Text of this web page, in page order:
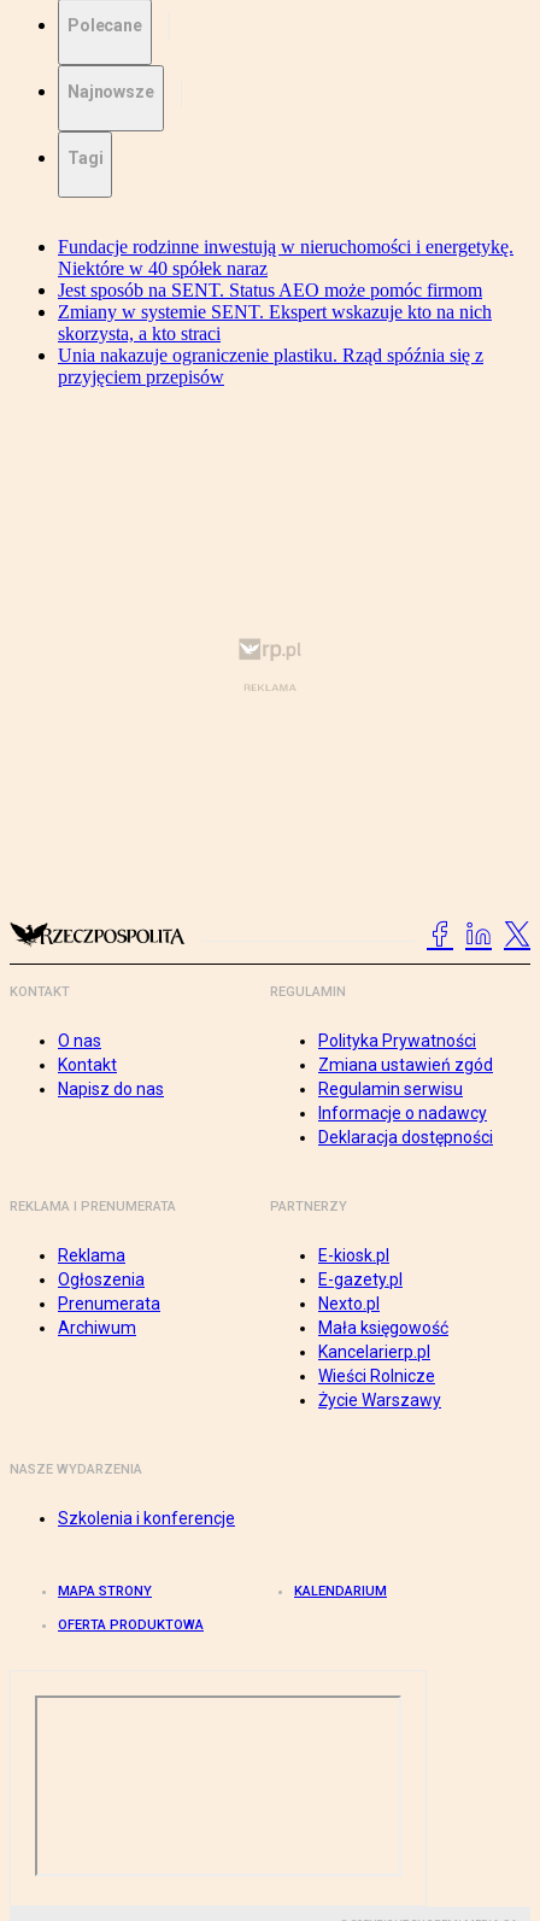
Polecane
Najnowsze
Tagi
Fundacje rodzinne inwestują w nieruchomości i energetykę.
Niektóre w 40 spółek naraz
Jest sposób na SENT. Status AEO może pomóc firmom
Zmiany w systemie SENT. Ekspert wskazuje kto na nich
skorzysta, a kto straci
Unia nakazuje ograniczenie plastiku. Rząd spóźnia się z
przyjęciem przepisów
KONTAKT
O nas
Kontakt
Napisz do nas
REGULAMIN
Polityka Prywatności
Zmiana ustawień zgód
Regulamin serwisu
Informacje o nadawcy
Deklaracja dostępności
REKLAMA I PRENUMERATA
Reklama
Ogłoszenia
Prenumerata
Archiwum
PARTNERZY
E-kiosk.pl
E-gazety.pl
Nexto.pl
Mała księgowość
Kancelarierp.pl
Wieści Rolnicze
Życie Warszawy
NASZE WYDARZENIA
Szkolenia i konferencje
MAPA STRONY KALENDARIUM
OFERTA PRODUKTOWA